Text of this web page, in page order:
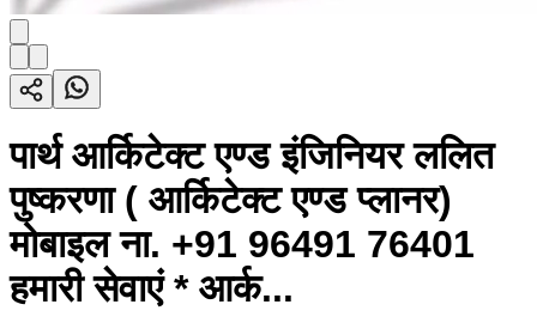
पार्थ आर्किटेक्ट एण्ड इंजिनियर ललित
पुष्करणा ( आर्किटेक्ट एण्ड प्लानर)
मोबाइल ना. +91 96491 76401
हमारी सेवाएं * आर्क...